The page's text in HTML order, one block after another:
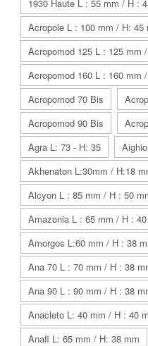
1930 Haute L : 55 mm / H :
Acropole L : 100 mm / H: 45
Acropomod 125 L : 125 mm
Acropomod 160 L : 160 mm
Acropomod 70 Bis
Acropomod 90 Bis
Agra L: 73 - H: 35
Akhenaton L:30mm / H:18
Alcyon L : 85 mm / H : 50
Amazonia L : 65 mm / H :
Amorgos L:60 mm / H : 38
Ana 70 L : 70 mm / H : 38
Ana 90 L : 90 mm / H : 38
Anacleto L: 40 mm / H : 40
Anafi L: 65 mm / H: 38 mm